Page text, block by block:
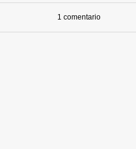
1 comentario